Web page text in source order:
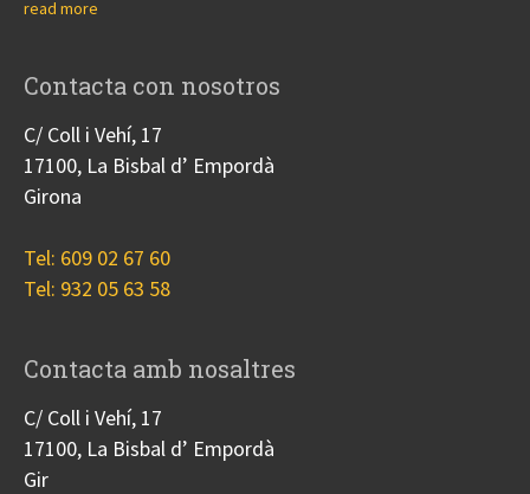
read more
Contacta con nosotros
C/ Coll i Vehí, 17
17100, La Bisbal d’ Empordà
Girona
Tel: 609 02 67 60
Tel: 932 05 63 58
Contacta amb nosaltres
C/ Coll i Vehí, 17
17100, La Bisbal d’ Empordà
Gir